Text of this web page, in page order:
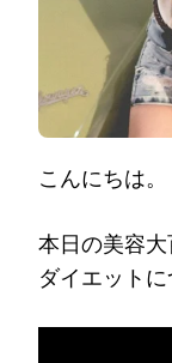
こんにちは。
本日の美容
ダイエットに